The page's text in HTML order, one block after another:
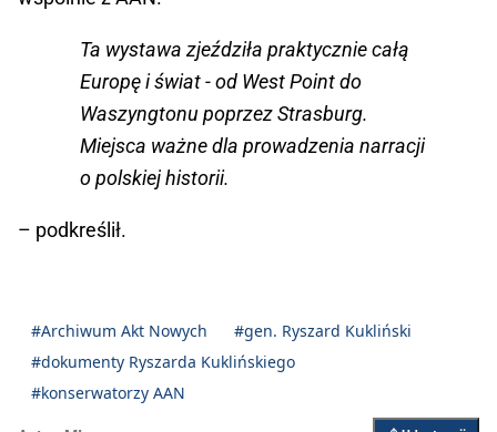
Ta wystawa zjeździła praktycznie całą
Europę i świat - od West Point do
Waszyngtonu poprzez Strasburg.
Miejsca ważne dla prowadzenia narracji
o polskiej historii.
– podkreślił.
#Archiwum Akt Nowych
#gen. Ryszard Kukliński
#dokumenty Ryszarda Kuklińskiego
#konserwatorzy AAN